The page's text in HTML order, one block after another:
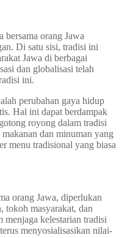
orang Jawa
Di satu sisi, tradisi ini
Jawa di berbagai
dan globalisasi telah
ini.
perubahan gaya hidup
Hal ini dapat berdampak
royong dalam tradisi
dan minuman yang
menu tradisional yang biasa
orang Jawa, diperlukan
tokoh masyarakat, dan
kelestarian tradisi
menyosialisasikan nilai-